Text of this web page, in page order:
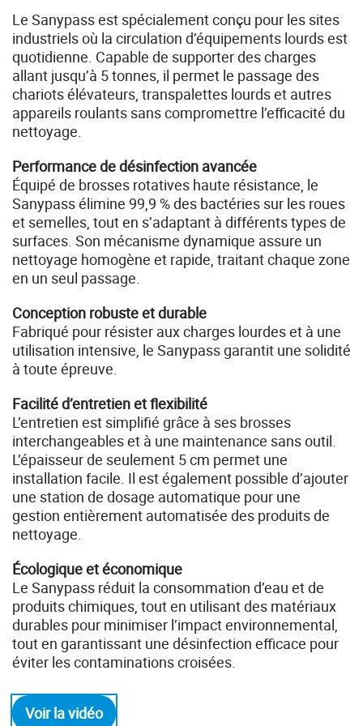
Le Sanypass est spécialement conçu pour les sites
industriels où la circulation d’équipements lourds est
quotidienne. Capable de supporter des charges
allant jusqu’à 5 tonnes, il permet le passage des
chariots élévateurs, transpalettes lourds et autres
appareils roulants sans compromettre l’efficacité du
nettoyage.
Performance de désinfection avancée
Équipé de brosses rotatives haute résistance, le
Sanypass élimine 99,9 % des bactéries sur les roues
et semelles, tout en s’adaptant à différents types de
surfaces. Son mécanisme dynamique assure un
nettoyage homogène et rapide, traitant chaque zone
en un seul passage.
Conception robuste et durable
Fabriqué pour résister aux charges lourdes et à une
utilisation intensive, le Sanypass garantit une solidité
à toute épreuve.
Facilité d’entretien et flexibilité
L’entretien est simplifié grâce à ses brosses
interchangeables et à une maintenance sans outil.
L’épaisseur de seulement 5 cm permet une
installation facile. Il est également possible d’ajouter
une station de dosage automatique pour une
gestion entièrement automatisée des produits de
nettoyage.
Écologique et économique
Le Sanypass réduit la consommation d’eau et de
produits chimiques, tout en utilisant des matériaux
durables pour minimiser l’impact environnemental,
tout en garantissant une désinfection efficace pour
éviter les contaminations croisées.
Voir la vidéo